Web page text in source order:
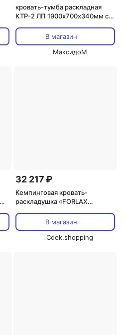
кровать-тумба раскладная
КТР-2 ЛП 1900х700х340мм с
В магазин
МаксидоМ
32 217 ₽
Кемпинговая кровать-
раскладушка «FORLAX
В магазин
Cdek.shopping